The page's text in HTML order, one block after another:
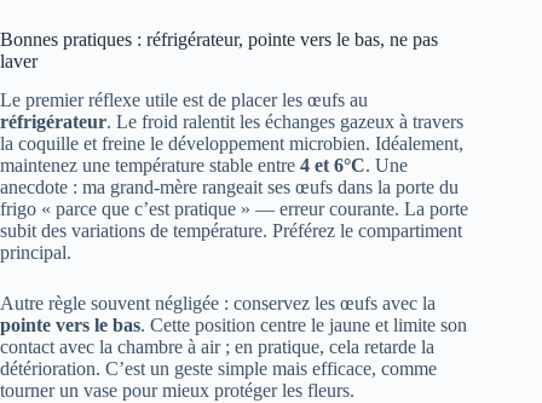
Bonnes pratiques : réfrigérateur, pointe vers le bas, ne pas
laver
Le premier réflexe utile est de placer les œufs au
réfrigérateur. Le froid ralentit les échanges gazeux à travers
la coquille et freine le développement microbien. Idéalement,
maintenez une température stable entre 4 et 6°C. Une
anecdote : ma grand‑mère rangeait ses œufs dans la porte du
frigo « parce que c’est pratique » — erreur courante. La porte
subit des variations de température. Préférez le compartiment
principal.
Autre règle souvent négligée : conservez les œufs avec la
pointe vers le bas. Cette position centre le jaune et limite son
contact avec la chambre à air ; en pratique, cela retarde la
détérioration. C’est un geste simple mais efficace, comme
tourner un vase pour mieux protéger les fleurs.